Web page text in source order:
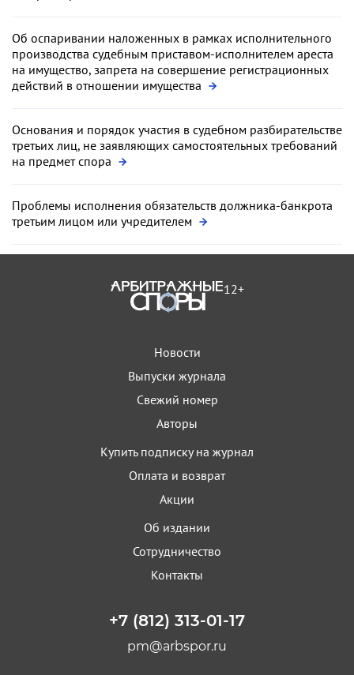
Об оспаривании наложенных в рамках исполнительного
производства судебным приставом-исполнителем ареста
на имущество, запрета на совершение регистрационных
действий в отношении имущества
Основания и порядок участия в судебном разбирательстве
третьих лиц, не заявляющих самостоятельных требований
на предмет спора
Проблемы исполнения обязательств должника-банкрота
третьим лицом или учредителем
12+
Новости
Выпуски журнала
Свежий номер
Авторы
Купить подписку на журнал
Оплата и возврат
Акции
Об издании
Сотрудничество
Контакты
+7 (812) 313-01-17
pm@arbspor.ru